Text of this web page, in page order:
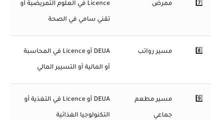
7️⃣ ممرض Licence في العلوم التمريضية أو
تقني سامي في الصحة
8️⃣ مسير رواتب DEUA أو Licence في المحاسبة
أو المالية أو التسيير المالي
9️⃣ مسير مطعم
جماعي
DEUA أو Licence في التغذية أو
التكنولوجيا الغذائية